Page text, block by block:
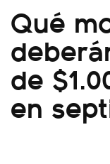
Qué
de
en